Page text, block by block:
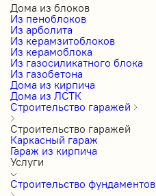
Дома из блоков
Из пеноблоков
Из арболита
Из керамзитоблоков
Из керамоблока
Из газосиликатного блока
Из газобетона
Дома из кирпича
Дома из ЛСТК
Строительство гаражей
Строительство гаражей
Каркасный гараж
Гараж из кирпича
Услуги
Строительство фундаментов